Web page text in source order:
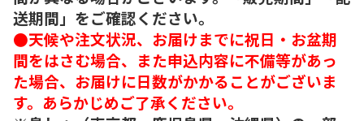
送期間」をご確認ください。
●天候や注文状況、お届けまでに祝日・お盆期
間をはさむ場合、また申込内容に不備等があっ
た場合、お届けに日数がかかることがございま
す。あらかじめご了承ください。